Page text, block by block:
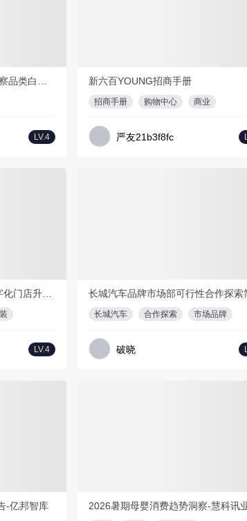
LV.4
新六百YOUNG招商手册
招商手册 购物中心 商业
严友21b3f8fc
LV.4
长城汽车品牌市场部可行性合作探索
长城汽车 合作探索 市场品牌
破晓
-亿邦智库